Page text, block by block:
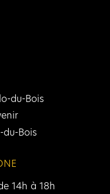
du-Bois
Bois
14h à 18h